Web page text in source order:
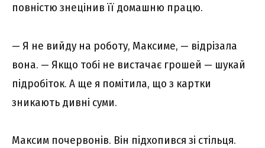
повністю знецінив її домашню працю.
— Я не вийду на роботу, Максиме, — відрізала
вона. — Якщо тобі не вистачає грошей — шукай
підробіток. А ще я помітила, що з картки
зникають дивні суми.
Максим почервонів. Він підхопився зі стільця.